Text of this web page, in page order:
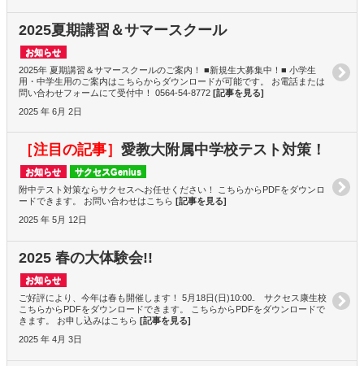
2025夏期講習＆サマースクール
お知らせ
2025年 夏期講習＆サマースクールのご案内！ ■新規生大募集中！■ 小学生
用・中学生用のご案内はこちらからダウンロードが可能です。 お電話または
問い合わせフォームにて受付中！ 0564‐54‐8772 [記事を見る]
2025 年 6月 2日
［注目の記事］ 愛教大附属中学校テスト対策！
お知らせ
サクセスGenius
附中テスト対策ならサクセスへお任せください！ こちらからPDFをダウンロ
ードできます。 お問い合わせはこちら [記事を見る]
2025 年 5月 12日
2025 春の大体験会!!
お知らせ
ご好評により、今年は春も開催します！ 5月18日(日)10:00₋ サクセス康生校
こちらからPDFをダウンロードできます。 こちらからPDFをダウンロードで
きます。 お申し込みはこちら [記事を見る]
2025 年 4月 3日